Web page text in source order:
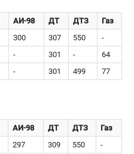
АИ-98 ДТ ДТЗ
Газ
300 307 550
-
- 301 -
64
- 301 499 77
АИ-98 ДТ ДТЗ
Газ
297 309 550
-